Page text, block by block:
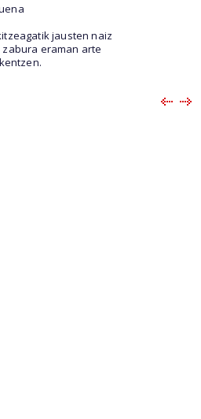
jausten naiz
eraman arte